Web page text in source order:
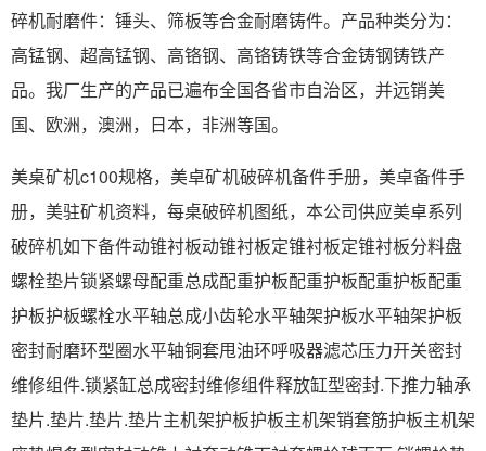
碎机耐磨件：锤头、筛板等合金耐磨铸件。产品种类分为：
高锰钢、超高锰钢、高铬钢、高铬铸铁等合金铸钢铸铁产
品。我厂生产的产品已遍布全国各省市自治区，并远销美
国、欧洲，澳洲，日本，非洲等国。
美桌矿机c100规格，美卓矿机破碎机备件手册，美卓备件手
册，美驻矿机资料，每桌破碎机图纸，本公司供应美卓系列
破碎机如下备件动锥衬板动锥衬板定锥衬板定锥衬板分料盘
螺栓垫片锁紧螺母配重总成配重护板配重护板配重护板配重
护板护板螺栓水平轴总成小齿轮水平轴架护板水平轴架护板
密封耐磨环型圈水平轴铜套甩油环呼吸器滤芯压力开关密封
维修组件.锁紧缸总成密封维修组件释放缸型密封.下推力轴承
垫片.垫片.垫片.垫片主机架护板护板主机架销套筋护板主机架